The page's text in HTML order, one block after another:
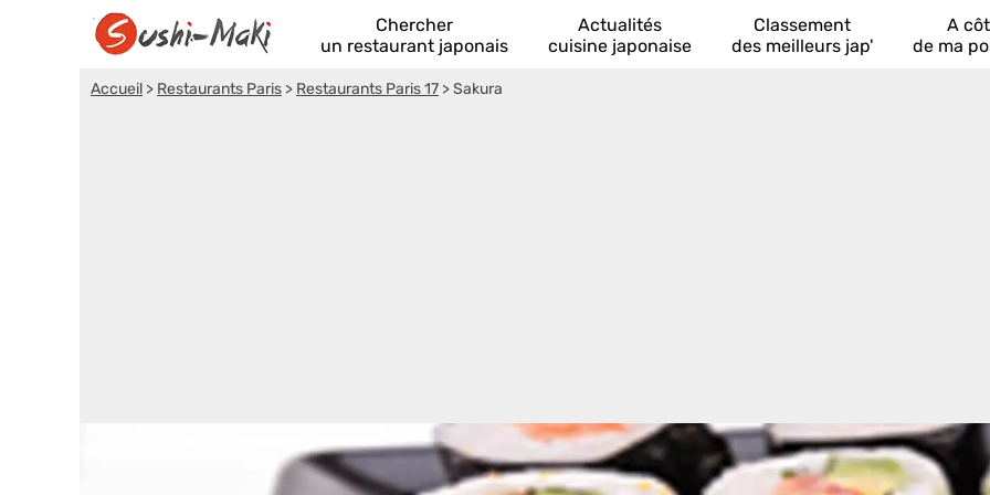
Chercher
un restaurant japonais
Actualités
cuisine japonaise
Classement
des meilleurs jap'
A
de ma
Accueil > Restaurants Paris > Restaurants Paris 17 >Sakura